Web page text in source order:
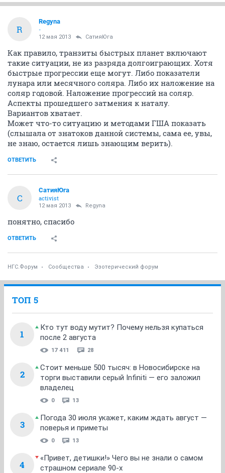
R
Regyna
-
12 мая 2013 СатияЮга
Как правило, транзиты быстрых планет включают
такие ситуации, не из разряда долгоиграющих. Хотя
быстрые прогрессии еще могут. Либо показатели
лунара или месячного соляра. Либо их наложение на
соляр годовой. Наложение прогрессий на соляр.
Аспекты прошедшего затмения к наталу.
Вариантов хватает.
Может что-то ситуацию и методами ГША показать
(слышала от знатоков данной системы, сама ее, увы,
не знаю, остается лишь знающим верить).
ОТВЕТИТЬ
С
СатияЮга
activist
12 мая 2013 Regyna
понятно, спасибо
ОТВЕТИТЬ
НГС.Форум Сообщества Эзотерический форум
ТОП 5
1
Кто тут воду мутит? Почему нельзя купаться
после 2 августа
17 411 28
2
Стоит меньше 500 тысяч: в Новосибирске на
торги выставили серый Infiniti — его заложил
владелец
0 13
3
Погода 30 июля укажет, каким ждать август —
поверья и приметы
0 13
4
«Привет, детишки!» Чего вы не знали о самом
страшном сериале 90-х